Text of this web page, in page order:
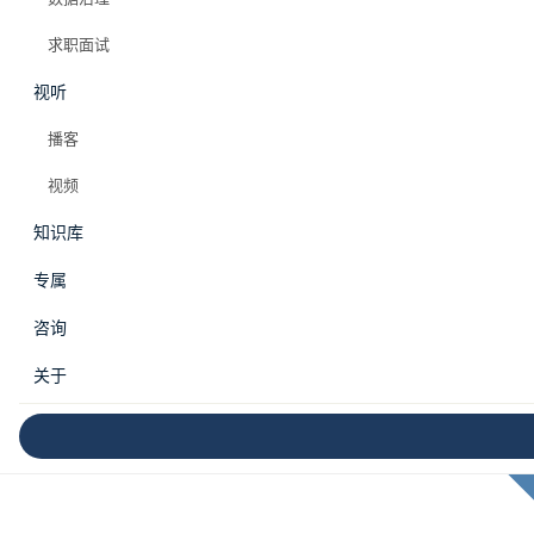
求职面试
视听
播客
视频
知识库
专属
咨询
关于